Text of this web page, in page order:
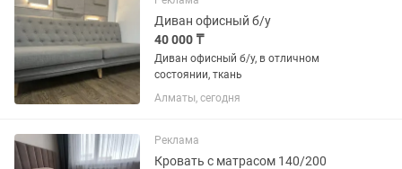
Диван офисный б/у
40 000 ₸
Диван офисный б/у, в отличном
состоянии, ткань
Алматы, сегодня
Реклама
Кровать с матрасом 140/200